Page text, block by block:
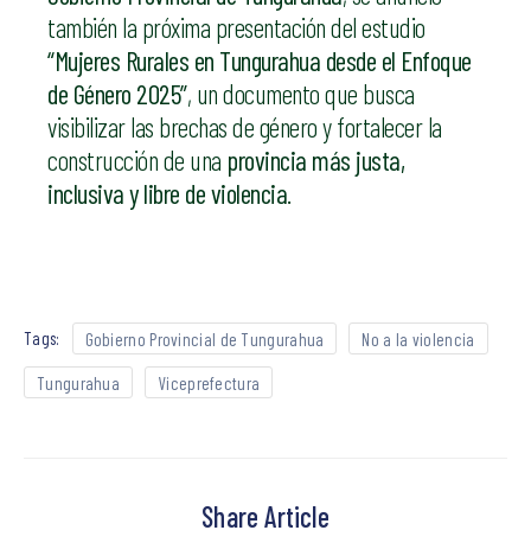
también la próxima presentación del estudio
“Mujeres Rurales en Tungurahua desde el Enfoque
de Género 2025”, un documento que busca
visibilizar las brechas de género y fortalecer la
construcción de una provincia más justa,
inclusiva y libre de violencia.
Tags: Gobierno Provincial de Tungurahua No a la violencia
Tungurahua Viceprefectura
Share Article